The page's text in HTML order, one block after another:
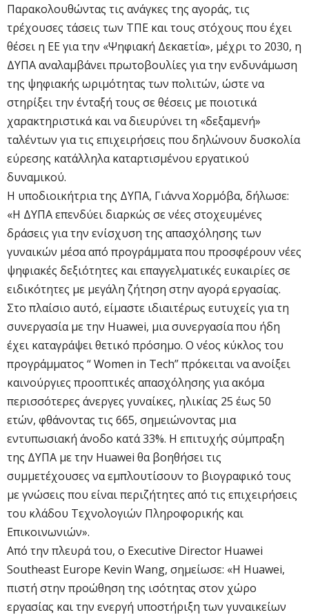
Παρακολουθώντας τις ανάγκες της αγοράς, τις
τρέχουσες τάσεις των ΤΠΕ και τους στόχους που έχει
θέσει η ΕΕ για την «Ψηφιακή Δεκαετία», μέχρι το 2030, η
ΔΥΠΑ αναλαμβάνει πρωτοβουλίες για την ενδυνάμωση
της ψηφιακής ωριμότητας των πολιτών, ώστε να
στηρίξει την ένταξή τους σε θέσεις με ποιοτικά
χαρακτηριστικά και να διευρύνει τη «δεξαμενή»
ταλέντων για τις επιχειρήσεις που δηλώνουν δυσκολία
εύρεσης κατάλληλα καταρτισμένου εργατικού
δυναμικού.
Η υποδιοικήτρια της ΔΥΠΑ, Γιάννα Χορμόβα, δήλωσε:
«Η ΔΥΠΑ επενδύει διαρκώς σε νέες στοχευμένες
δράσεις για την ενίσχυση της απασχόλησης των
γυναικών μέσα από προγράμματα που προσφέρουν νέες
ψηφιακές δεξιότητες και επαγγελματικές ευκαιρίες σε
ειδικότητες με μεγάλη ζήτηση στην αγορά εργασίας.
Στο πλαίσιο αυτό, είμαστε ιδιαιτέρως ευτυχείς για τη
συνεργασία με την Huawei, μια συνεργασία που ήδη
έχει καταγράψει θετικό πρόσημο. Ο νέος κύκλος του
προγράμματος “ Women in Tech” πρόκειται να ανοίξει
καινούργιες προοπτικές απασχόλησης για ακόμα
περισσότερες άνεργες γυναίκες, ηλικίας 25 έως 50
ετών, φθάνοντας τις 665, σημειώνοντας μια
εντυπωσιακή άνοδο κατά 33%. Η επιτυχής σύμπραξη
της ΔΥΠΑ με την Huawei θα βοηθήσει τις
συμμετέχουσες να εμπλουτίσουν το βιογραφικό τους
με γνώσεις που είναι περιζήτητες από τις επιχειρήσεις
του κλάδου Τεχνολογιών Πληροφορικής και
Επικοινωνιών».
Από την πλευρά του, ο Executive Director Huawei
Southeast Europe Kevin Wang, σημείωσε: «Η Huawei,
πιστή στην προώθηση της ισότητας στον χώρο
εργασίας και την ενεργή υποστήριξη των γυναικείων